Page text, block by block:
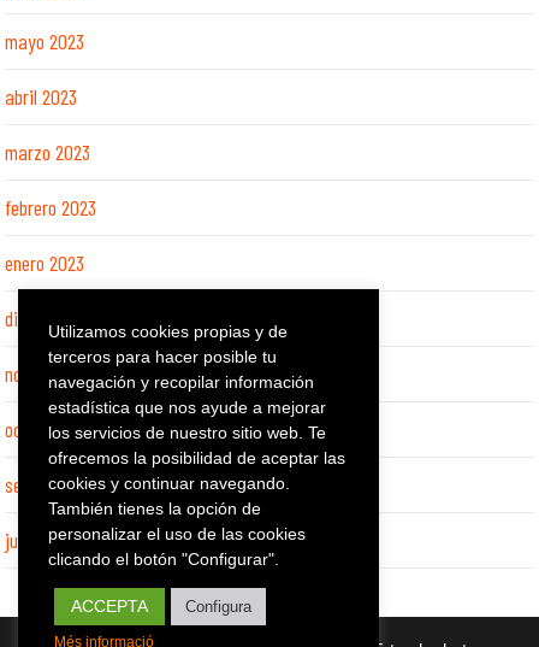
mayo 2023
abril 2023
marzo 2023
febrero 2023
enero 2023
diciembre 2022
noviembre 2022
octubre 2022
septiembre 2022
julio 2022
Utilizamos cookies propias y de
terceros para hacer posible tu
navegación y recopilar información
estadística que nos ayude a mejorar
los servicios de nuestro sitio web. Te
ofrecemos la posibilidad de aceptar las
cookies y continuar navegando.
También tienes la opción de
personalizar el uso de las cookies
clicando el botón "Configurar".
ACCEPTA Configura
Més informació